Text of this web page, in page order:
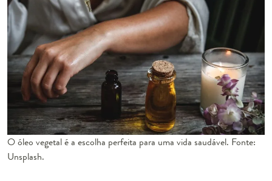
O óleo vegetal é a escolha perfeita para uma vida saudável. Fonte:
Unsplash.